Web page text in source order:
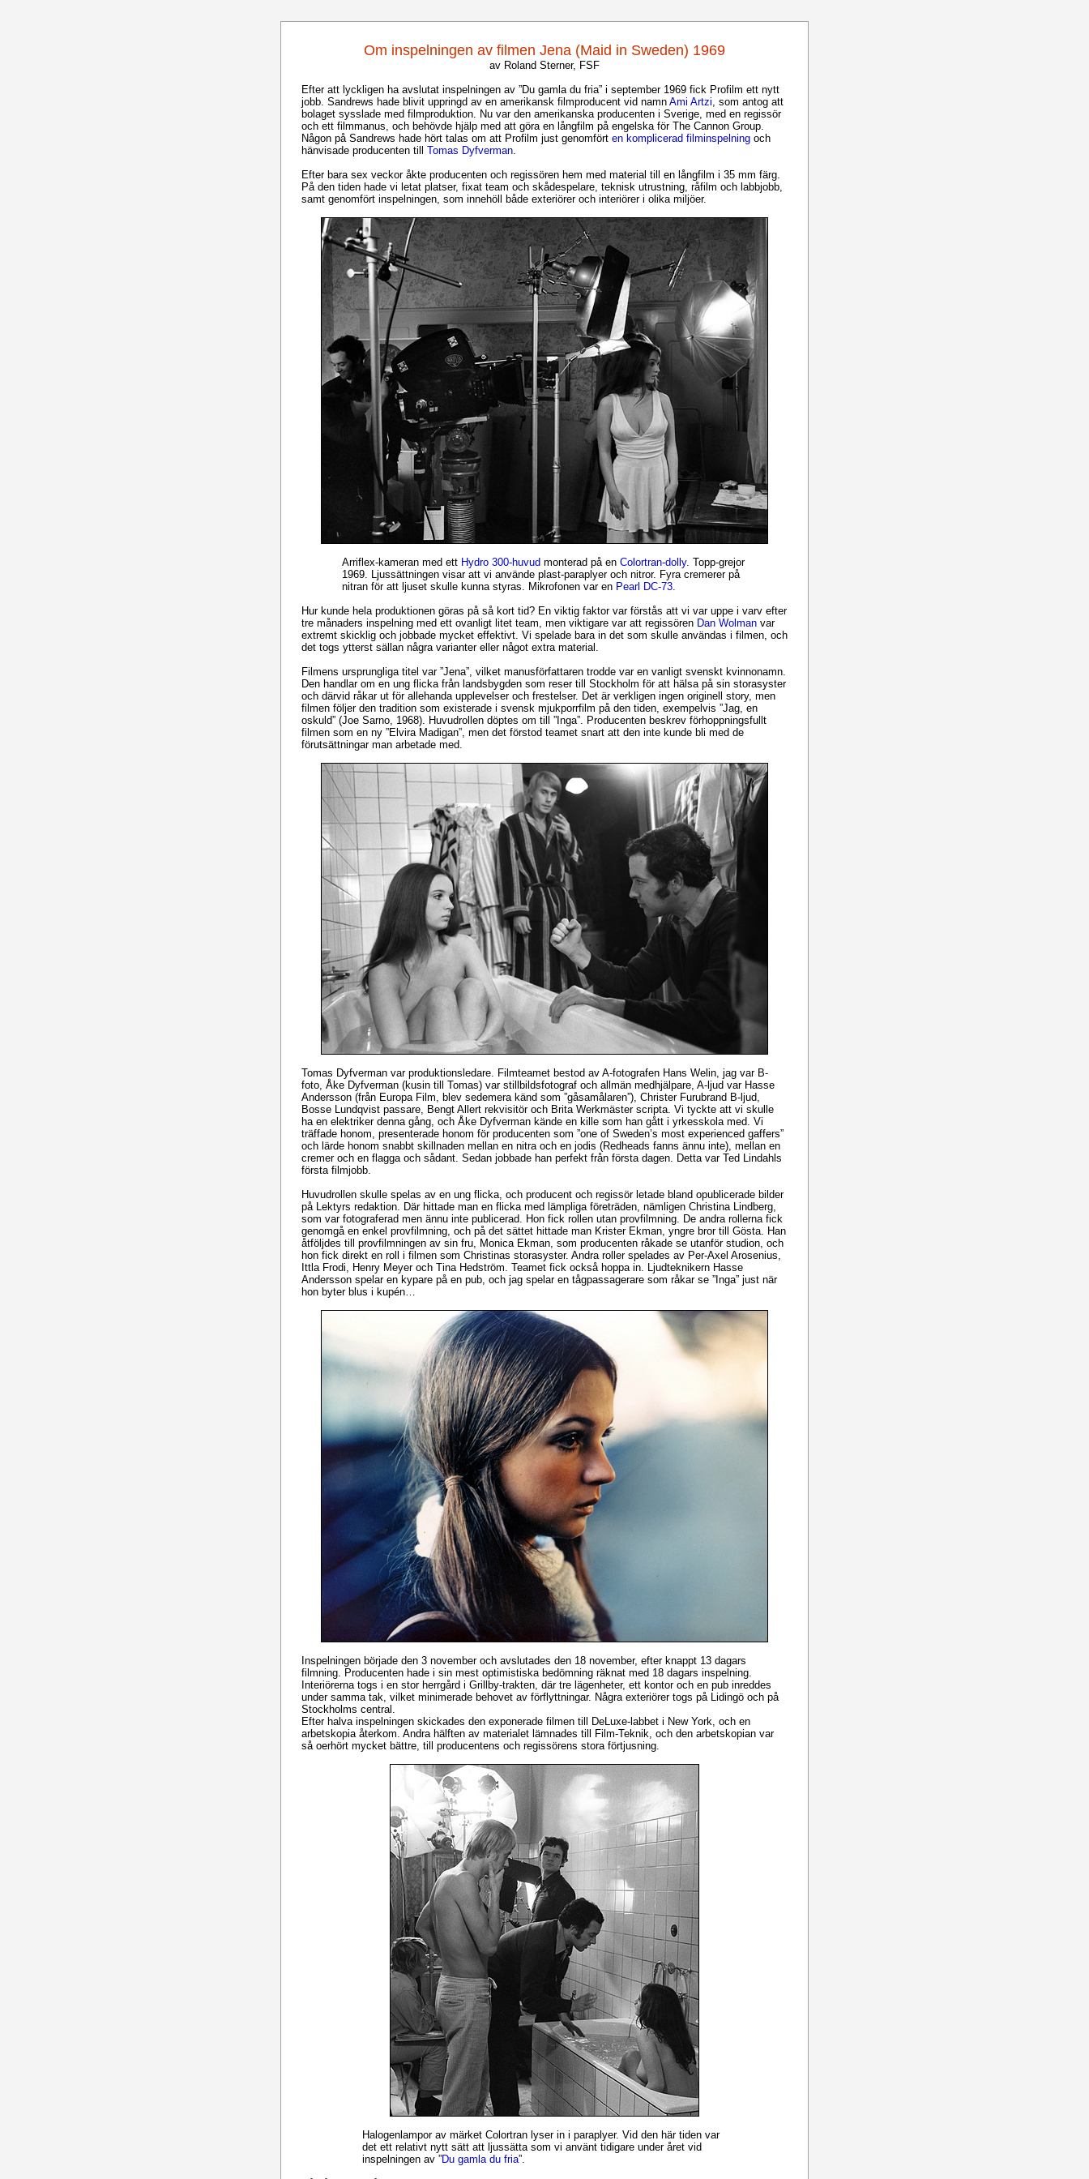
Om inspelningen av filmen Jena (Maid in Sweden) 1969
av Roland Sterner, FSF
Efter att lyckligen ha avslutat inspelningen av ”Du gamla du fria” i september 1969 fick Profilm ett nytt
jobb. Sandrews hade blivit uppringd av en amerikansk filmproducent vid namn Ami Artzi, som antog att
bolaget sysslade med filmproduktion. Nu var den amerikanska producenten i Sverige, med en regissör
och ett filmmanus, och behövde hjälp med att göra en långfilm på engelska för The Cannon Group.
Någon på Sandrews hade hört talas om att Profilm just genomfört en komplicerad filminspelning och
hänvisade producenten till Tomas Dyfverman.
Efter bara sex veckor åkte producenten och regissören hem med material till en långfilm i 35 mm färg.
På den tiden hade vi letat platser, fixat team och skådespelare, teknisk utrustning, råfilm och labbjobb,
samt genomfört inspelningen, som innehöll både exteriörer och interiörer i olika miljöer.
Arriflex-kameran med ett Hydro 300-huvud monterad på en Colortran-dolly. Topp-grejor
1969. Ljussättningen visar att vi använde plast-paraplyer och nitror. Fyra cremerer på
nitran för att ljuset skulle kunna styras. Mikrofonen var en Pearl DC-73.
Hur kunde hela produktionen göras på så kort tid? En viktig faktor var förstås att vi var uppe i varv efter
tre månaders inspelning med ett ovanligt litet team, men viktigare var att regissören Dan Wolman var
extremt skicklig och jobbade mycket effektivt. Vi spelade bara in det som skulle användas i filmen, och
det togs ytterst sällan några varianter eller något extra material.
Filmens ursprungliga titel var ”Jena”, vilket manusförfattaren trodde var en vanligt svenskt kvinnonamn.
Den handlar om en ung flicka från landsbygden som reser till Stockholm för att hälsa på sin storasyster
och därvid råkar ut för allehanda upplevelser och frestelser. Det är verkligen ingen originell story, men
filmen följer den tradition som existerade i svensk mjukporrfilm på den tiden, exempelvis ”Jag, en
oskuld” (Joe Sarno, 1968). Huvudrollen döptes om till ”Inga”. Producenten beskrev förhoppningsfullt
filmen som en ny ”Elvira Madigan”, men det förstod teamet snart att den inte kunde bli med de
förutsättningar man arbetade med.
Tomas Dyfverman var produktionsledare. Filmteamet bestod av A-fotografen Hans Welin, jag var B-
foto, Åke Dyfverman (kusin till Tomas) var stillbildsfotograf och allmän medhjälpare, A-ljud var Hasse
Andersson (från Europa Film, blev sedemera känd som ”gåsamålaren”), Christer Furubrand B-ljud,
Bosse Lundqvist passare, Bengt Allert rekvisitör och Brita Werkmäster scripta. Vi tyckte att vi skulle
ha en elektriker denna gång, och Åke Dyfverman kände en kille som han gått i yrkesskola med. Vi
träffade honom, presenterade honom för producenten som ”one of Sweden’s most experienced gaffers”
och lärde honom snabbt skillnaden mellan en nitra och en jodis (Redheads fanns ännu inte), mellan en
cremer och en flagga och sådant. Sedan jobbade han perfekt från första dagen. Detta var Ted Lindahls
första filmjobb.
Huvudrollen skulle spelas av en ung flicka, och producent och regissör letade bland opublicerade bilder
på Lektyrs redaktion. Där hittade man en flicka med lämpliga företräden, nämligen Christina Lindberg,
som var fotograferad men ännu inte publicerad. Hon fick rollen utan provfilmning. De andra rollerna fick
genomgå en enkel provfilmning, och på det sättet hittade man Krister Ekman, yngre bror till Gösta. Han
åtföljdes till provfilmningen av sin fru, Monica Ekman, som producenten råkade se utanför studion, och
hon fick direkt en roll i filmen som Christinas storasyster. Andra roller spelades av Per-Axel Arosenius,
Ittla Frodi, Henry Meyer och Tina Hedström. Teamet fick också hoppa in. Ljudteknikern Hasse
Andersson spelar en kypare på en pub, och jag spelar en tågpassagerare som råkar se ”Inga” just när
hon byter blus i kupén…
Inspelningen började den 3 november och avslutades den 18 november, efter knappt 13 dagars
filmning. Producenten hade i sin mest optimistiska bedömning räknat med 18 dagars inspelning.
Interiörerna togs i en stor herrgård i Grillby-trakten, där tre lägenheter, ett kontor och en pub inreddes
under samma tak, vilket minimerade behovet av förflyttningar. Några exteriörer togs på Lidingö och på
Stockholms central.
Efter halva inspelningen skickades den exponerade filmen till DeLuxe-labbet i New York, och en
arbetskopia återkom. Andra hälften av materialet lämnades till Film-Teknik, och den arbetskopian var
så oerhört mycket bättre, till producentens och regissörens stora förtjusning.
Halogenlampor av märket Colortran lyser in i paraplyer. Vid den här tiden var
det ett relativt nytt sätt att ljussätta som vi använt tidigare under året vid
inspelningen av ”Du gamla du fria”.